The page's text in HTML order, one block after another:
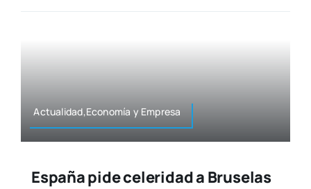
Actualidad,Economía y Empre­sa
España pide celeridad a Bruselas